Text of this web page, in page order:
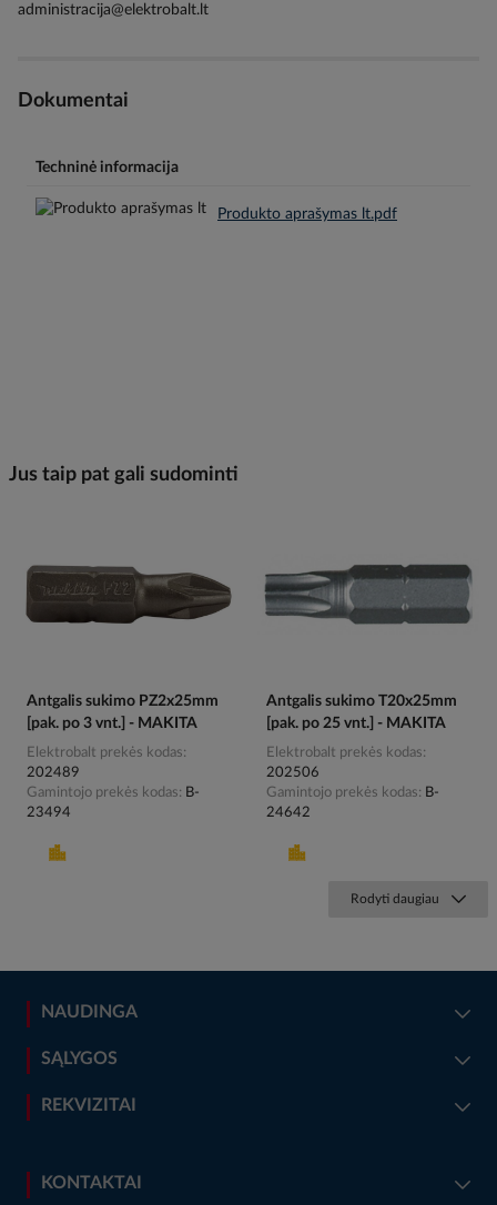
administracija@elektrobalt.lt
Dokumentai
Techninė informacija
Produkto aprašymas lt.pdf
Jus taip pat gali sudominti
Antgalis sukimo PZ2x25mm
[pak. po 3 vnt.] - MAKITA
Elektrobalt prekės kodas
202489
Gamintojo prekės kodas
B-
23494
Antgalis sukimo T20x25mm
[pak. po 25 vnt.] - MAKITA
Elektrobalt prekės kodas
202506
Gamintojo prekės kodas
B-
24642
Rodyti daugiau
NAUDINGA
SĄLYGOS
REKVIZITAI
KONTAKTAI